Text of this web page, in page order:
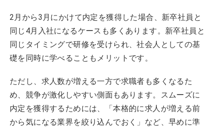
2月から3月にかけて内定を獲得した場合、新卒社員と
同じ4月入社になるケースも多くあります。新卒社員と
同じタイミングで研修を受けられ、社会人としての基
礎を同時に学べることもメリットです。
ただし、求人数が増える一方で求職者も多くなるた
め、競争が激化しやすい側面もあります。スムーズに
内定を獲得するためには、「本格的に求人が増える前
から気になる業界を絞り込んでおく」など、早めに準